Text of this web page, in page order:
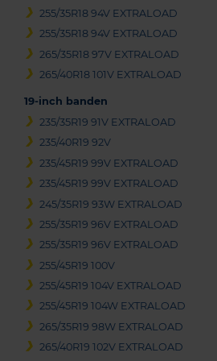
255/35R18 94V EXTRALOAD
255/35R18 94V EXTRALOAD
265/35R18 97V EXTRALOAD
265/40R18 101V EXTRALOAD
19-inch banden
235/35R19 91V EXTRALOAD
235/40R19 92V
235/45R19 99V EXTRALOAD
235/45R19 99V EXTRALOAD
245/35R19 93W EXTRALOAD
255/35R19 96V EXTRALOAD
255/35R19 96V EXTRALOAD
255/45R19 100V
255/45R19 104V EXTRALOAD
255/45R19 104W EXTRALOAD
265/35R19 98W EXTRALOAD
265/40R19 102V EXTRALOAD